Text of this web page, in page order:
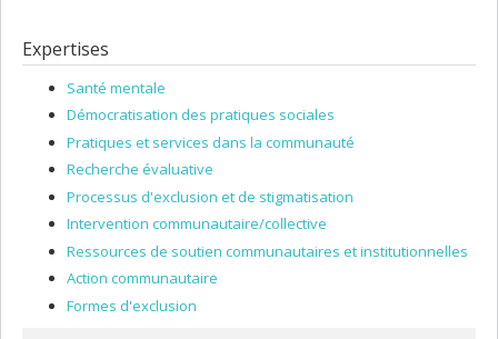
Expertises
Santé mentale
Démocratisation des pratiques sociales
Pratiques et services dans la communauté
Recherche évaluative
Processus d'exclusion et de stigmatisation
Intervention communautaire/collective
Ressources de soutien communautaires et institutionnelles
Action communautaire
Formes d'exclusion